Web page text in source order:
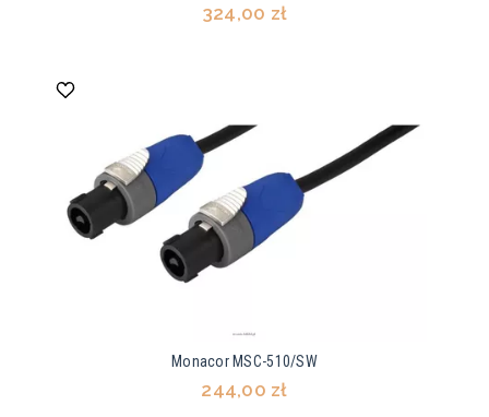
324,00 zł
Monacor MSC-510/SW
244,00 zł